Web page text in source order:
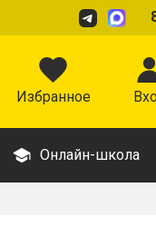
Избранное
Онлайн-школа